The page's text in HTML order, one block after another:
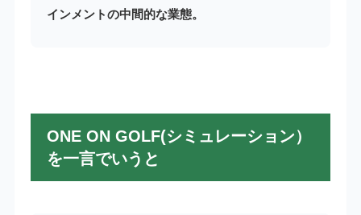
インメントの中間的な業態。
ONE ON GOLF(シミュレーション）
を一言でいうと